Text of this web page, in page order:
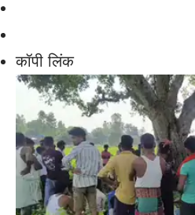
कॉपी लिंक